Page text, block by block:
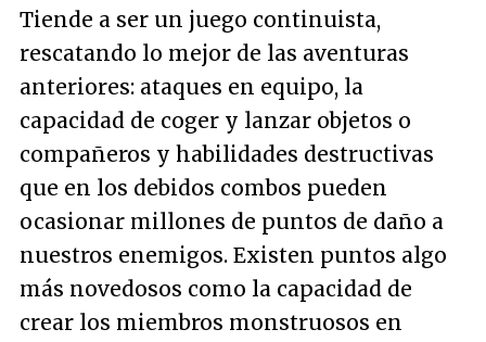
Tiende a ser un juego continuista,
rescatando lo mejor de las aventuras
anteriores: ataques en equipo, la
capacidad de coger y lanzar objetos o
compañeros y habilidades destructivas
que en los debidos combos pueden
ocasionar millones de puntos de daño a
nuestros enemigos. Existen puntos algo
más novedosos como la capacidad de
crear los miembros monstruosos en